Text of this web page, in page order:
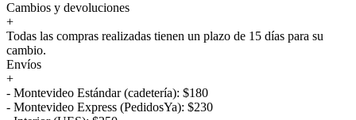
Cambios y devoluciones
+
Todas las compras realizadas tienen un plazo de 15 días para su
cambio.
Envíos
+
- Montevideo Estándar (cadetería): $180
- Montevideo Express (PedidosYa): $230